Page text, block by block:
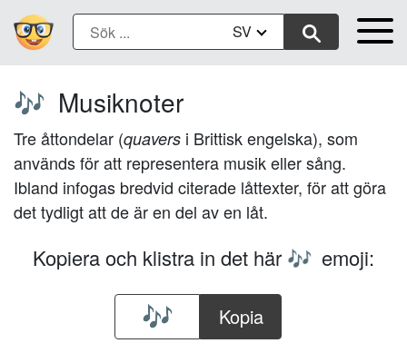
SV
🎶 Musiknoter
Tre åttondelar (quavers i Brittisk engelska), som
används för att representera musik eller sång.
Ibland infogas bredvid citerade låttexter, för att göra
det tydligt att de är en del av en låt.
Kopiera och klistra in det här 🎶 emoji:
Kopia